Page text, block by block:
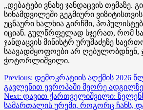
„დებატები ვნახე ჯანდაცვის
სინამდვილეში გეგმიური
უცნაური ხალხია გირჩში,
იციან. გულწრფელად სჯერათ, რომ
ჯანდაცვის მინისტრ ურუშაძეზე
საავადმყოფოები არ ღებულობდნენ,
ჭოტორლიშვილი.
Post
navigation
Previous: დემოკრატიის აღქმის 2026
გავლენით ევროპაში მეორე
Next: დავით ქართველიშვილი:
სამართალის ურემი, როგორც ჩანს,